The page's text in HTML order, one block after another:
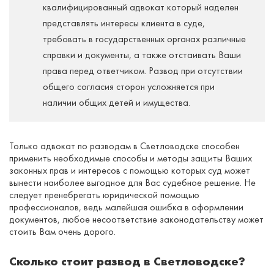
квалифицированный адвокат который наделен
представлять интересы клиента в суде,
требовать в государственных органах различные
справки и документы, а также отстаивать Ваши
права перед ответчиком. Развод при отсутствии
общего согласия сторон усложняется при
наличии общих детей и имущества.
Только адвокат по разводам в Светловодске способен
применить необходимые способы и методы защиты Ваших
законных прав и интересов с помощью которых суд может
вынести наиболее выгодное для Вас судебное решение. Не
следует пренебрегать юридической помощью
профессионалов, ведь малейшая ошибка в оформлении
документов, любое несоответствие законодательству может
стоить Вам очень дорого.
Сколько стоит развод в Светловодске?